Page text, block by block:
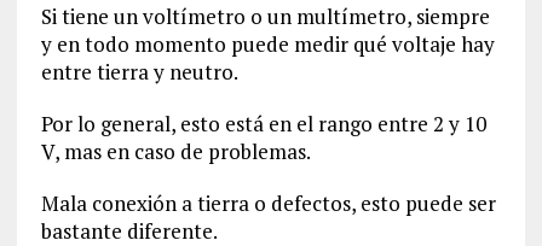
Si tiene un voltímetro o un multímetro, siempre
y en todo momento puede medir qué voltaje hay
entre tierra y neutro.
Por lo general, esto está en el rango entre 2 y 10
V, mas en caso de problemas.
Mala conexión a tierra o defectos, esto puede ser
bastante diferente.